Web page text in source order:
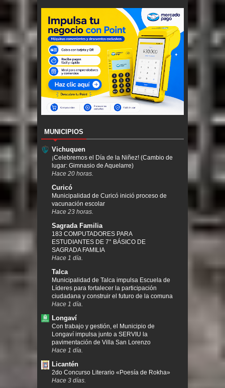
MUNICIPIOS
Vichuquen
¡Celebremos el Día de la Niñez! (Cambio de
lugar: Gimnasio de Aquelarre)
Hace 20 horas.
Curicó
Municipalidad de Curicó inició proceso de
vacunación escolar
Hace 23 horas.
Sagrada Familia
183 COMPUTADORES PARA
ESTUDIANTES DE 7° BÁSICO DE
SAGRADA FAMILIA
Hace 1 día.
Talca
Municipalidad de Talca impulsa Escuela de
Líderes para fortalecer la participación
ciudadana y construir el futuro de la comuna
Hace 1 día.
Longaví
Con trabajo y gestión, el Municipio de
Longaví impulsa junto a SERVIU la
pavimentación de Villa San Lorenzo
Hace 1 día.
Licantén
2do Concurso Literario «Poesía de Rokha»
Hace 3 días.